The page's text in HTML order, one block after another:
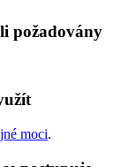
požadovány
moci.